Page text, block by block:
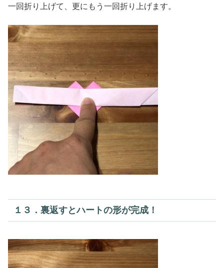
一回折り上げて、更にもう一回折り上げます。
１３．裏返すとハートの形が完成！